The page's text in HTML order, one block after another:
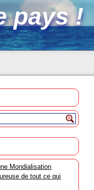
pays !
Mondialisation
de tout ce qui